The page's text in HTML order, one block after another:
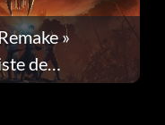
»
de
jour 1.0.4